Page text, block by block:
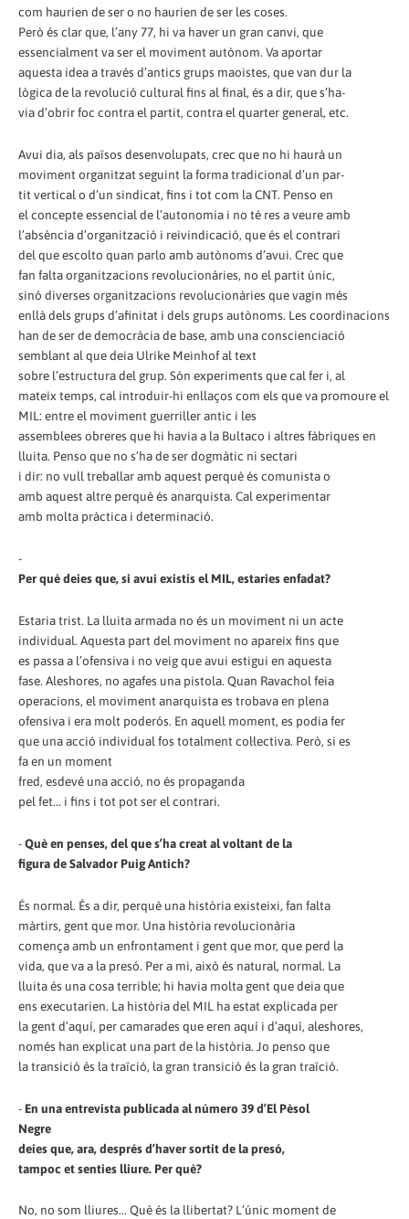
com haurien de ser o no haurien de ser les coses.
Però és clar que, l’any 77, hi va haver un gran canvi, que
essencialment va ser el moviment autònom. Va aportar
aquesta idea a través d’antics grups maoistes, que van dur la
lògica de la revolució cultural fins al final, és a dir, que s’ha-
via d’obrir foc contra el partit, contra el quarter general, etc.
Avui dia, als països desenvolupats, crec que no hi haurà un
moviment organitzat seguint la forma tradicional d’un par-
tit vertical o d’un sindicat, fins i tot com la CNT. Penso en
el concepte essencial de l’autonomia i no té res a veure amb
l’absència d’organització i reivindicació, que és el contrari
del que escolto quan parlo amb autònoms d’avui. Crec que
fan falta organitzacions revolucionàries, no el partit únic,
sinó diverses organitzacions revolucionàries que vagin més
enllà dels grups d’afinitat i dels grups autònoms. Les coordinacions
han de ser de democràcia de base, amb una conscienciació
semblant al que deia Ulrike Meinhof al text
sobre l’estructura del grup. Són experiments que cal fer i, al
mateix temps, cal introduir-hi enllaços com els que va promoure el
MIL: entre el moviment guerriller antic i les
assemblees obreres que hi havia a la Bultaco i altres fàbriques en
lluita. Penso que no s’ha de ser dogmàtic ni sectari
i dir: no vull treballar amb aquest perquè és comunista o
amb aquest altre perquè és anarquista. Cal experimentar
amb molta pràctica i determinació.
-
Per què deies que, si avui existís el MIL, estaries enfadat?
Estaria trist. La lluita armada no és un moviment ni un acte
individual. Aquesta part del moviment no apareix fins que
es passa a l’ofensiva i no veig que avui estigui en aquesta
fase. Aleshores, no agafes una pistola. Quan Ravachol feia
operacions, el moviment anarquista es trobava en plena
ofensiva i era molt poderós. En aquell moment, es podia fer
que una acció individual fos totalment col·lectiva. Però, si es
fa en un moment
fred, esdevé una acció, no és propaganda
pel fet... i fins i tot pot ser el contrari.
-Què en penses, del que s’ha creat al voltant de la
figura de Salvador Puig Antich?
És normal. És a dir, perquè una història existeixi, fan falta
màrtirs, gent que mor. Una història revolucionària
comença amb un enfrontament i gent que mor, que perd la
vida, que va a la presó. Per a mi, això és natural, normal. La
lluita és una cosa terrible; hi havia molta gent que deia que
ens executarien. La història del MIL ha estat explicada per
la gent d’aquí, per camarades que eren aquí i d’aquí, aleshores,
només han explicat una part de la història. Jo penso que
la transició és la traïció, la gran transició és la gran traïció.
- En una entrevista publicada al número 39 d’El Pèsol
Negre
deies que, ara, després d’haver sortit de la presó,
tampoc et senties lliure. Per què?
No, no som lliures... Què és la llibertat? L’únic moment de